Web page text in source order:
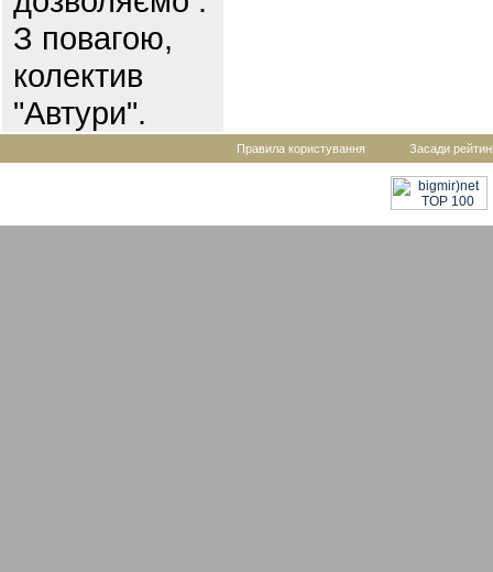
З повагою,
колектив
"Автури".
Правила користування Засади